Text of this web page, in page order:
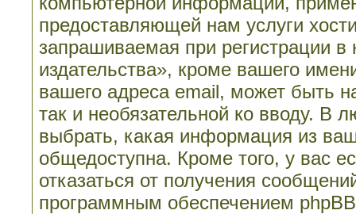
предоставляющей нам услуги
запрашиваемая при регистрации
издательства», кроме вашего
вашего адреса email, может быть
так и необязательной ко вводу. В
выбрать, какая информация из
общедоступна. Кроме того, у вас
отказаться от получения
программным обеспечением